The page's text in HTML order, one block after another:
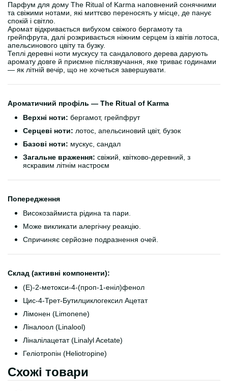
Парфум для дому The Ritual of Karma наповнений сонячними
та свіжими нотами, які миттєво переносять у місце, де панує
спокій і світло.
Аромат відкривається вибухом свіжого бергамоту та
грейпфрута, далі розкривається ніжним серцем із квітів лотоса,
апельсинового цвіту та бузку.
Теплі деревні ноти мускусу та сандалового дерева дарують
аромату довге й приємне післязвучання, яке триває годинами
— як літній вечір, що не хочеться завершувати.
Ароматичний профіль — The Ritual of Karma
Верхні ноти: бергамот, грейпфрут
Серцеві ноти: лотос, апельсиновий цвіт, бузок
Базові ноти: мускус, сандал
Загальне враження: свіжий, квітково-деревний, з
яскравим літнім настроєм
Попередження
Високозаймиста рідина та пари.
Може викликати алергічну реакцію.
Спричиняє серйозне подразнення очей.
Склад (активні компоненти):
(E)-2-метокси-4-(проп-1-еніл)фенол
Цис-4-Трет-Бутилциклогексил Ацетат
Лімонен (Limonene)
Ліналоол (Linalool)
Ліналілацетат (Linalyl Acetate)
Геліотропін (Heliotropine)
Схожі товари